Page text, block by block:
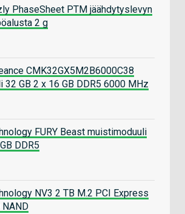
PhaseSheet PTM jäähdytyslevyn
2 g
CMK32GX5M2B6000C38
32 GB 2 x 16 GB DDR5 6000 MHz
FURY Beast muistimoduuli
DDR5
NV3 2 TB M.2 PCI Express